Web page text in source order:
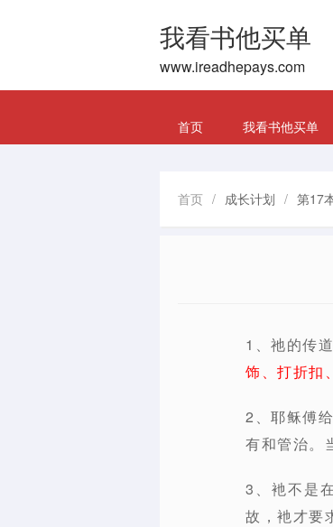
我看书他买单
www.ireadhepays.com
首页 我看书他买单
首页 / 成长计划 / 第17
1、祂的传
饰、打折扣
2、耶稣傅
有和管治。
3、衪不是
故，衪才要